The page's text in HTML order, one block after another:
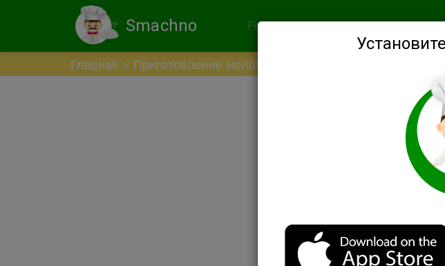
Smachno Рекомендованное Подобрать по
Главная Приготовление молочных продуктов
Описание